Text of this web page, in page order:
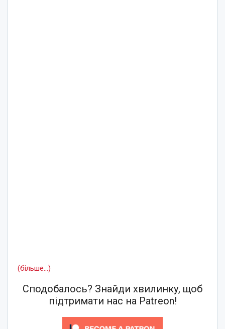
(більше…)
Сподобалось? Знайди хвилинку, щоб
підтримати нас на Patreon!